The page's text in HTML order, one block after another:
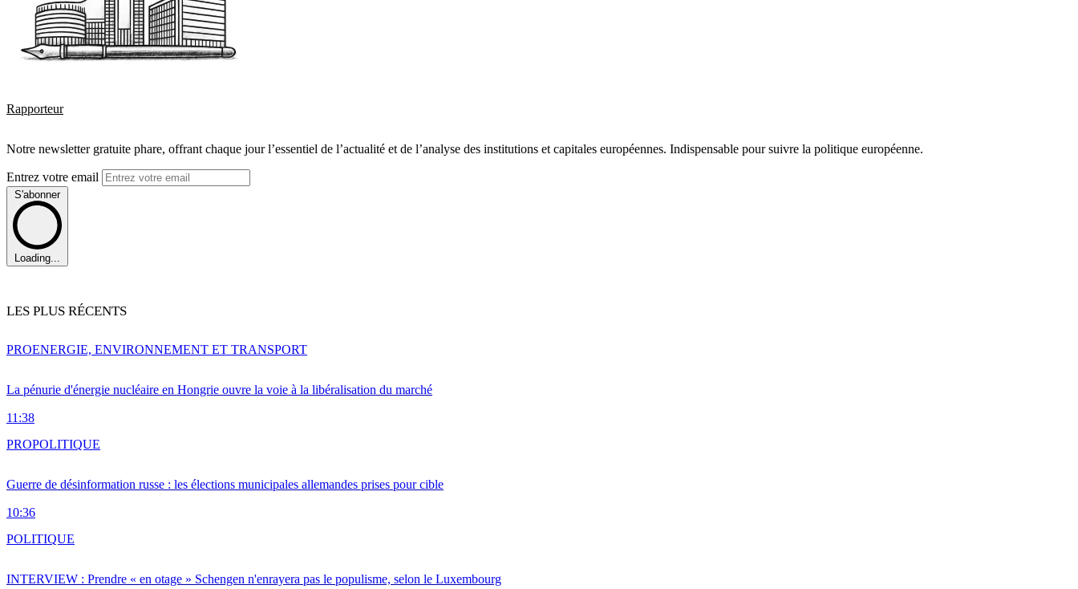
Rapporteur
Notre newsletter gratuite phare, offrant chaque jour l’essentiel de l’actualité et de l’analyse des institutions et capitales européennes. Indispensable pour suivre la politique européenne.
Entrez votre email
S'abonner
Loading...
LES PLUS RÉCENTS
La pénurie d'énergie nucléaire en Hongrie ouvre la voie à la libéralisation du marché
11:38
PROENERGIE, ENVIRONNEMENT ET TRANSPORT
Guerre de désinformation russe : les élections municipales allemandes prises pour cible
10:36
PROPOLITIQUE
INTERVIEW : Prendre « en otage » Schengen n'enrayera pas le populisme, selon le Luxembourg
POLITIQUE